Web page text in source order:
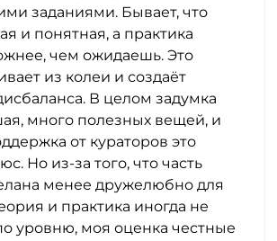
заданиями. Бывает, что
и понятная, а практика
чем ожидаешь. Это
из колеи и создаёт
В целом задумка
много полезных вещей, и
от кураторов это
Но из-за того, что часть
менее дружелюбно для
и практика иногда не
уровню, моя оценка честные